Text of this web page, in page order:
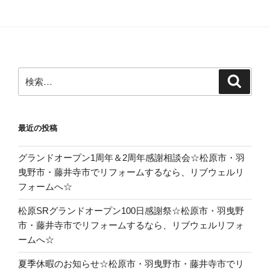
索:
最近の投稿
グランドオープン1周年＆2周年感謝相談会☆松原市・羽
曳野市・藤井寺市でリフォームするなら、リブウェルリ
フォームへ☆
松原SRグランドオープン100日感謝祭☆松原市・羽曳野
市・藤井寺市でリフォームするなら、リブウェルリフォ
ームへ☆
夏季休暇のお知らせ☆松原市・羽曳野市・藤井寺市でリ